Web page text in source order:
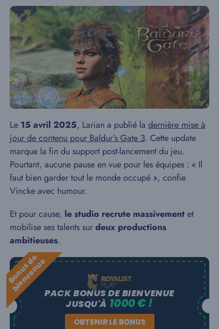
Le 15 avril 2025, Larian a publié la dernière mise à
jour de contenu pour Baldur’s Gate 3. Cette update
marque la fin du support post-lancement du jeu.
Pourtant, aucune pause en vue pour les équipes : « Il
faut bien garder tout le monde occupé », confie
Vincke avec humour.
Et pour cause, le studio recrute massivementet
mobilise ses talents surdeux productions
ambitieuses.
B
o
n
u
s
d
e
b
i
e
n
v
e
n
u
ePACK BONUS DE BIENVENUE
JUSQU'À 1000 € !
OBTENIR LE BONUS